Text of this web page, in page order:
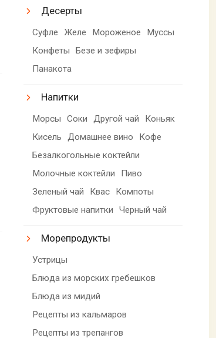
Десерты
Суфле Желе Мороженое
Муссы
Конфеты
Безе и зефиры
Панакота
Напитки
Морсы Соки Другой чай
Коньяк
Кисель
Домашнее вино
Кофе
Безалкогольные коктейли
Молочные коктейли
Пиво
Зеленый чай
Квас
Компоты
Фруктовые напитки
Черный чай
Морепродукты
Устрицы
Блюда из морских гребешков
Блюда из мидий
Рецепты из кальмаров
Рецепты из трепангов